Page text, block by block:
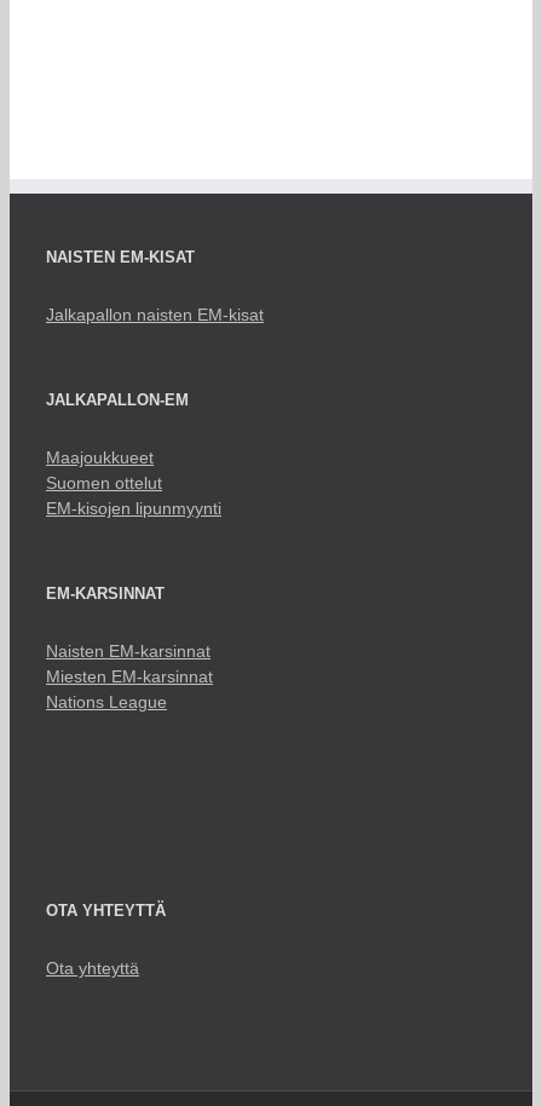
NAISTEN EM-KISAT
Jalkapallon naisten EM-kisat
JALKAPALLON-EM
Maajoukkueet
Suomen ottelut
EM-kisojen lipunmyynti
EM-KARSINNAT
Naisten EM-karsinnat
Miesten EM-karsinnat
Nations League
OTA YHTEYTTÄ
Ota yhteyttä